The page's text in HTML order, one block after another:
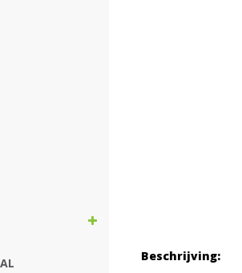
Beschrijving: